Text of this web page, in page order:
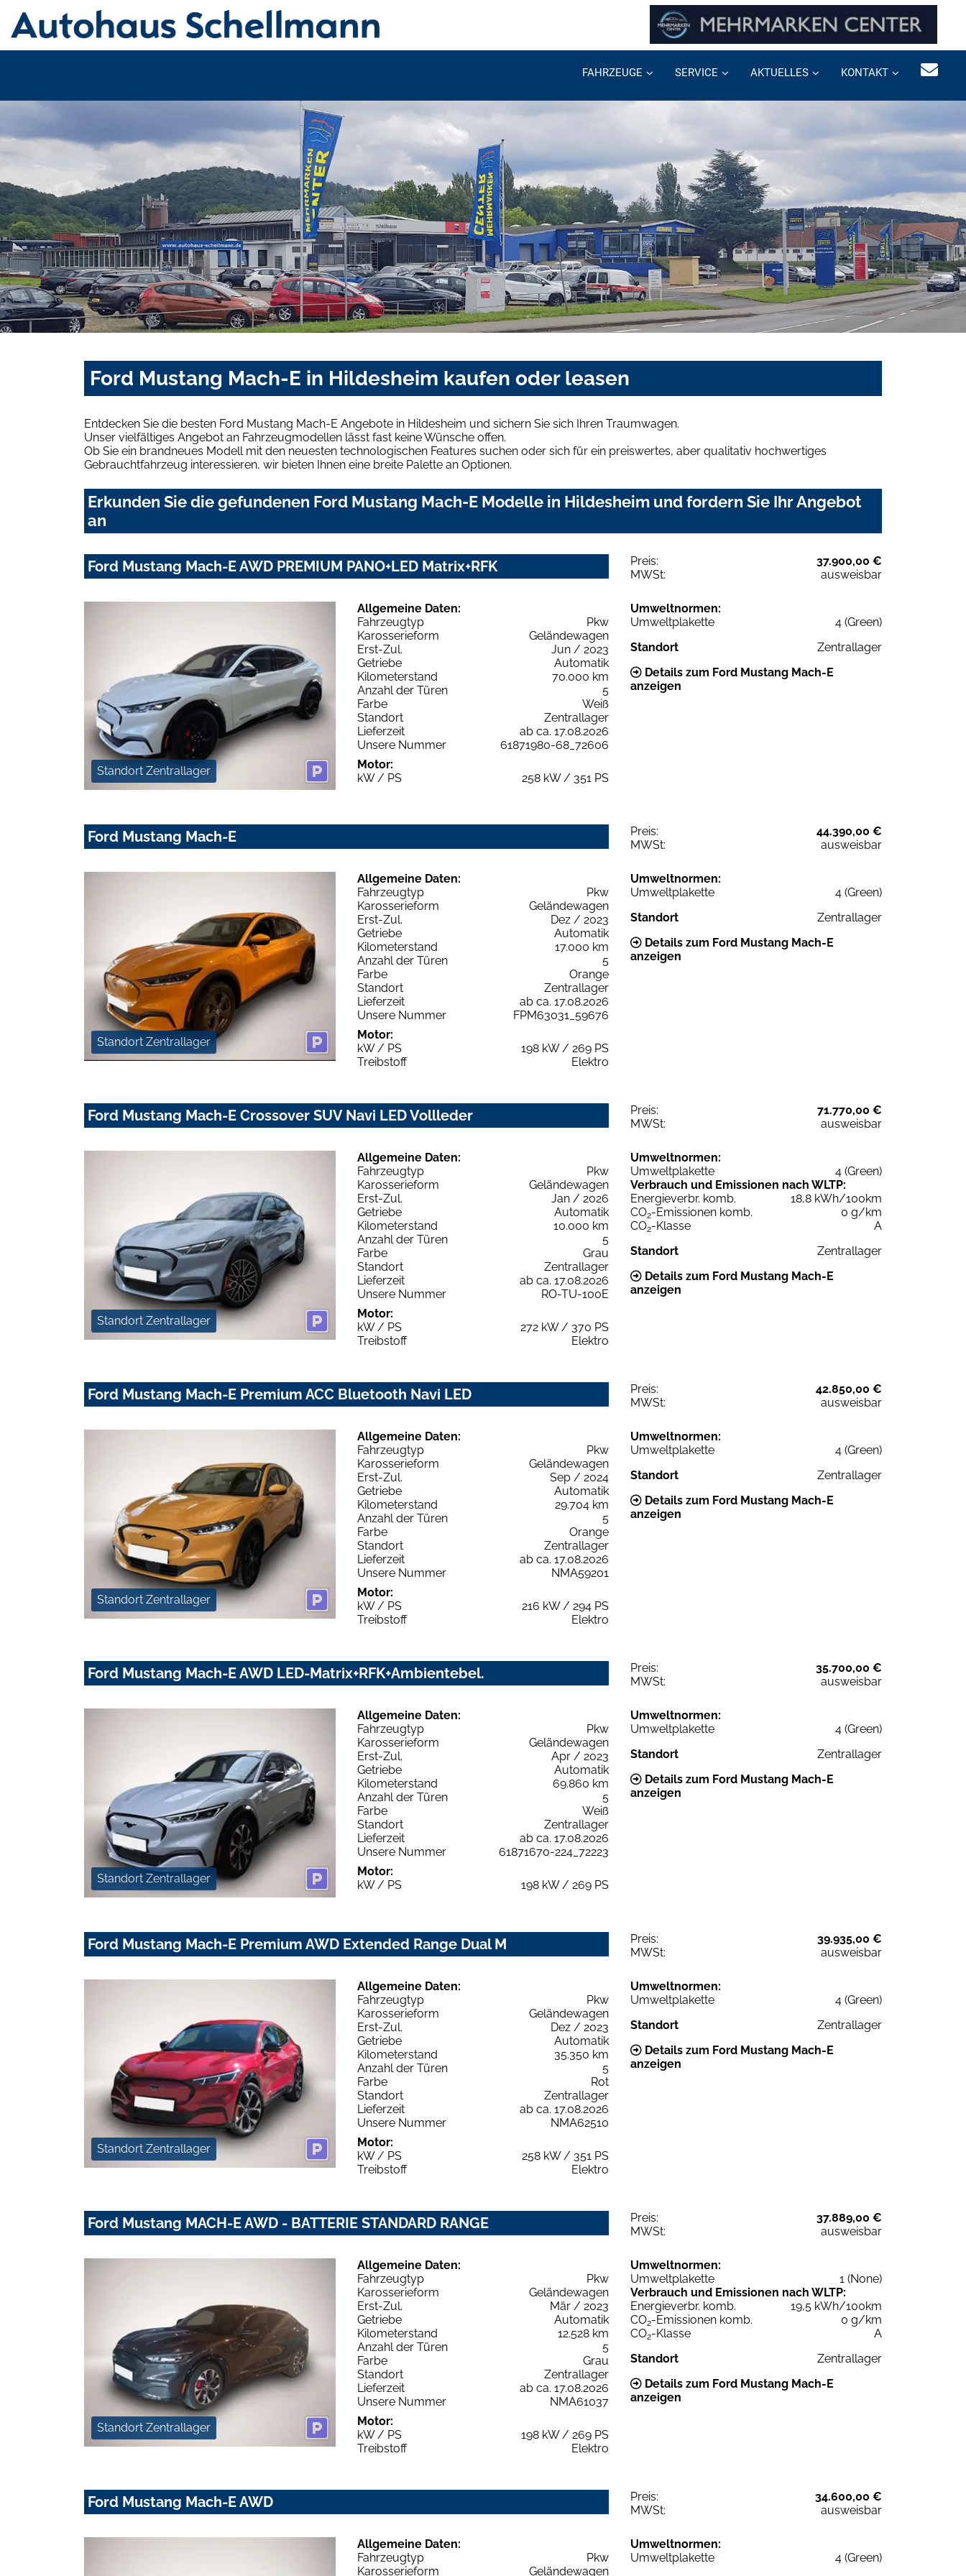
FAHRZEUGE SERVICE AKTUELLES KONTAKT
Ford Mustang Mach-E in Hildesheim kaufen oder leasen
Entdecken Sie die besten Ford Mustang Mach-E Angebote in Hildesheim und sichern Sie sich Ihren Traumwagen.
Unser vielfältiges Angebot an Fahrzeugmodellen lässt fast keine Wünsche offen.
Ob Sie ein brandneues Modell mit den neuesten technologischen Features suchen oder sich für ein preiswertes, aber qualitativ hochwertiges
Gebrauchtfahrzeug interessieren, wir bieten Ihnen eine breite Palette an Optionen.
Erkunden Sie die gefundenen Ford Mustang Mach-E Modelle in Hildesheim und fordern Sie Ihr Angebot
an
Ford Mustang Mach-E AWD PREMIUM PANO+LED Matrix+RFK Preis:
37.900,00 €
MWSt:
ausweisbar
Standort Zentrallager
Allgemeine Daten:
Fahrzeugtyp
Pkw
Karosserieform
Geländewagen
Erst-Zul.
Jun / 2023
Getriebe
Automatik
Kilometerstand
70.000 km
Anzahl der Türen
5
Farbe
Weiß
Standort
Zentrallager
Lieferzeit
ab ca. 17.08.2026
Unsere Nummer
61871980-68_72606
Motor:
kW / PS
258 kW / 351 PS
Umweltnormen:
Umweltplakette
4 (Green)
Standort
Zentrallager
Details zum Ford Mustang Mach-E
anzeigen
Ford Mustang Mach-E Preis:
44.390,00 €
MWSt:
ausweisbar
Standort Zentrallager
Allgemeine Daten:
Fahrzeugtyp
Pkw
Karosserieform
Geländewagen
Erst-Zul.
Dez / 2023
Getriebe
Automatik
Kilometerstand
17.000 km
Anzahl der Türen
5
Farbe
Orange
Standort
Zentrallager
Lieferzeit
ab ca. 17.08.2026
Unsere Nummer
FPM63031_59676
Motor:
kW / PS
198 kW / 269 PS
Treibstoff
Elektro
Umweltnormen:
Umweltplakette
4 (Green)
Standort
Zentrallager
Details zum Ford Mustang Mach-E
anzeigen
Ford Mustang Mach-E Crossover SUV Navi LED Vollleder Preis:
71.770,00 €
MWSt:
ausweisbar
Standort Zentrallager
Allgemeine Daten:
Fahrzeugtyp
Pkw
Karosserieform
Geländewagen
Erst-Zul.
Jan / 2026
Getriebe
Automatik
Kilometerstand
10.000 km
Anzahl der Türen
5
Farbe
Grau
Standort
Zentrallager
Lieferzeit
ab ca. 17.08.2026
Unsere Nummer
RO-TU-100E
Motor:
kW / PS
272 kW / 370 PS
Treibstoff
Elektro
Umweltnormen:
Umweltplakette
4 (Green)
Verbrauch und Emissionen nach WLTP:
Energieverbr. komb.
18,8 kWh/100km
CO2-Emissionen komb.
0 g/km
CO2-Klasse
A
Standort
Zentrallager
Details zum Ford Mustang Mach-E
anzeigen
Ford Mustang Mach-E Premium ACC Bluetooth Navi LED Preis:
42.850,00 €
MWSt:
ausweisbar
Standort Zentrallager
Allgemeine Daten:
Fahrzeugtyp
Pkw
Karosserieform
Geländewagen
Erst-Zul.
Sep / 2024
Getriebe
Automatik
Kilometerstand
29.704 km
Anzahl der Türen
5
Farbe
Orange
Standort
Zentrallager
Lieferzeit
ab ca. 17.08.2026
Unsere Nummer
NMA59201
Motor:
kW / PS
216 kW / 294 PS
Treibstoff
Elektro
Umweltnormen:
Umweltplakette
4 (Green)
Standort
Zentrallager
Details zum Ford Mustang Mach-E
anzeigen
Ford Mustang Mach-E AWD LED-Matrix+RFK+Ambientebel. Preis:
35.700,00 €
MWSt:
ausweisbar
Standort Zentrallager
Allgemeine Daten:
Fahrzeugtyp
Pkw
Karosserieform
Geländewagen
Erst-Zul.
Apr / 2023
Getriebe
Automatik
Kilometerstand
69.860 km
Anzahl der Türen
5
Farbe
Weiß
Standort
Zentrallager
Lieferzeit
ab ca. 17.08.2026
Unsere Nummer
61871670-224_72223
Motor:
kW / PS
198 kW / 269 PS
Umweltnormen:
Umweltplakette
4 (Green)
Standort
Zentrallager
Details zum Ford Mustang Mach-E
anzeigen
Ford Mustang Mach-E Premium AWD Extended Range Dual M Preis:
39.935,00 €
MWSt:
ausweisbar
Standort Zentrallager
Allgemeine Daten:
Fahrzeugtyp
Pkw
Karosserieform
Geländewagen
Erst-Zul.
Dez / 2023
Getriebe
Automatik
Kilometerstand
35.350 km
Anzahl der Türen
5
Farbe
Rot
Standort
Zentrallager
Lieferzeit
ab ca. 17.08.2026
Unsere Nummer
NMA62510
Motor:
kW / PS
258 kW / 351 PS
Treibstoff
Elektro
Umweltnormen:
Umweltplakette
4 (Green)
Standort
Zentrallager
Details zum Ford Mustang Mach-E
anzeigen
Ford Mustang MACH-E AWD - BATTERIE STANDARD RANGE Preis:
37.889,00 €
MWSt:
ausweisbar
Standort Zentrallager
Allgemeine Daten:
Fahrzeugtyp
Pkw
Karosserieform
Geländewagen
Erst-Zul.
Mär / 2023
Getriebe
Automatik
Kilometerstand
12.528 km
Anzahl der Türen
5
Farbe
Grau
Standort
Zentrallager
Lieferzeit
ab ca. 17.08.2026
Unsere Nummer
NMA61037
Motor:
kW / PS
198 kW / 269 PS
Treibstoff
Elektro
Umweltnormen:
Umweltplakette
1 (None)
Verbrauch und Emissionen nach WLTP:
Energieverbr. komb.
19,5 kWh/100km
CO2-Emissionen komb.
0 g/km
CO2-Klasse
A
Standort
Zentrallager
Details zum Ford Mustang Mach-E
anzeigen
Ford Mustang Mach-E AWD Preis:
34.600,00 €
MWSt:
ausweisbar
Allgemeine Daten:
Fahrzeugtyp
Pkw
Karosserieform
Geländewagen
Umweltnormen:
Umweltplakette
4 (Green)